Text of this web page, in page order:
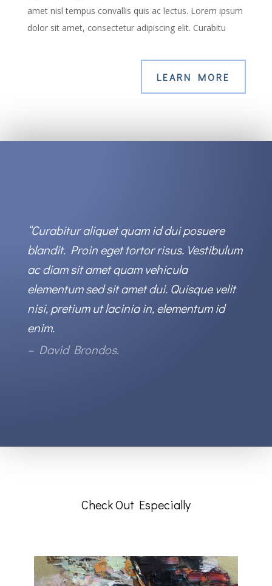
amet nisl tempus convallis quis ac lectus. Lorem ipsum
dolor sit amet, consectetur adipiscing elit. Curabitu
LEARN MORE
“Curabitur aliquet quam id dui posuere
blandit. Proin eget tortor risus. Vestibulum
ac diam sit amet quam vehicula
elementum sed sit amet dui. Quisque velit
nisi, pretium ut lacinia in, elementum id
enim.
– David Brondos.
Check Out Especially